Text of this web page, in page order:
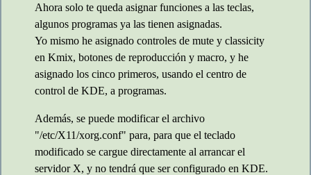
Ahora solo te queda asignar funciones a las teclas,
algunos programas ya las tienen asignadas.
Yo mismo he asignado controles de mute y classicity
en Kmix, botones de reproducción y macro, y he
asignado los cinco primeros, usando el centro de
control de KDE, a programas.
Además, se puede modificar el archivo
"/etc/X11/xorg.conf" para, para que el teclado
modificado se cargue directamente al arrancar el
servidor X, y no tendrá que ser configurado en KDE.